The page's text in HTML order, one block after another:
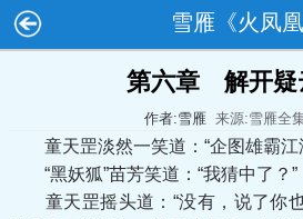
雪雁《火凤凰
第六章 解开疑
作者:雪雁 来源:雪雁全
童天罡淡然一笑道：“企图雄霸江
“黑妖狐”苗芳笑道：“我猜中了？”
童天罡摇头道：“没有，说了你